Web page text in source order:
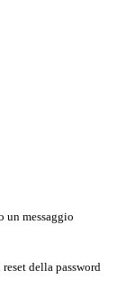
un messaggio
della password